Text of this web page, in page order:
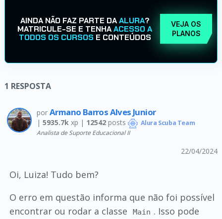
AINDA NÃO FAZ PARTE DAALURA?
MATRICULE-SE E TENHAACESSO A
TODOS OS CURSOS E CONTEÚDOS
VEJA OS
PLANOS
1 RESPOSTA
por Armano Barros Alves Junior
| 5935.7kxp | 12542posts Alura Scuba Team
Analista de Suporte Educacional II
22/04/2024
Oi, Luiza! Tudo bem?
O erro em questão informa que não foi possível
encontrar ou rodar a classe
Main . Isso pode